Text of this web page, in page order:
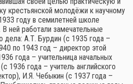
крестьянской молодёжи к научному
году в семилетней школе
ней работали замечательные
дела: А.Т. Бурдин (с 1935 года –
по 1943 год – директор этой
года – учительница начальных
1936 года – учитель английского
И.Я. Чебыкин (с 1937 года –